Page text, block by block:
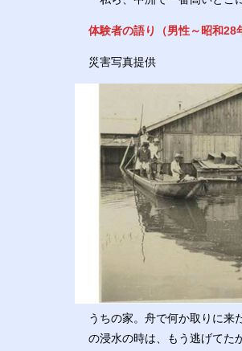
体験者の語り（男性～昭和28
災害写真提供
うちの家。舟で何か取りに来
の浸水の時は、もう逃げてた